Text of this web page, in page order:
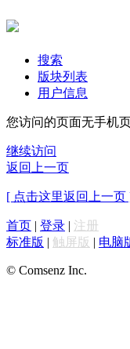
搜索
版块列表
用户信息
您访问的页面无手机
继续访问
返回上一页
[ 点击这里返回上一页
首页 | 登录 | 注册
标准版 | 触屏版 | 电脑
© Comsenz Inc.